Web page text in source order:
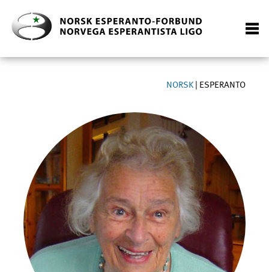
NORSK| ESPERANTO